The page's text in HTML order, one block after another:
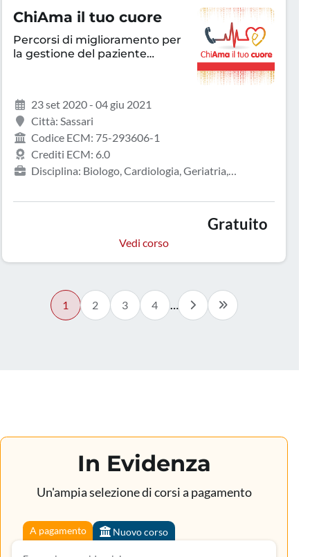
ChiAma il tuo cuore
Percorsi di miglioramento per
la gestione del paziente
23 set 2020 - 04 giu 2021
Città: Sassari
Codice ECM: 75-293606-1
Crediti ECM: 6.0
Disciplina: Biologo, Cardiologia, Geriatria,
Gratuito
Vedi corso
1 2 3 4 …
In Evidenza
Un'ampia selezione di corsi a pagamento
A pagamento Nuovo corso